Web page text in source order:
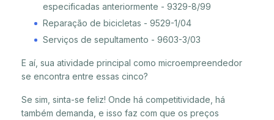
especificadas anteriormente - 9329-8/99
Reparação de bicicletas - 9529-1/04
Serviços de sepultamento - 9603-3/03
E aí, sua atividade principal como microempreendedor
se encontra entre essas cinco?
Se sim, sinta-se feliz! Onde há competitividade, há
também demanda, e isso faz com que os preços